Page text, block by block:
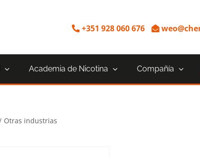
+351 928 060 676
Academia de Nicotina Compañía
Otras industrias